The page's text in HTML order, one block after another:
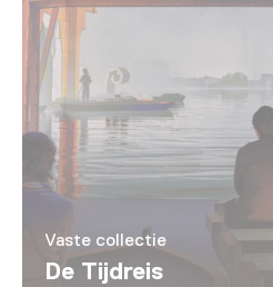
Vaste collectie
De Tijdreis